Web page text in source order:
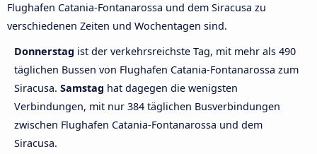
Flughafen Catania-Fontanarossa und dem Siracusa zu
verschiedenen Zeiten und Wochentagen sind.
Donnerstag ist der verkehrsreichste Tag, mit mehr als 490
täglichen Bussen von Flughafen Catania-Fontanarossa zum
Siracusa. Samstag hat dagegen die wenigsten
Verbindungen, mit nur 384 täglichen Busverbindungen
zwischen Flughafen Catania-Fontanarossa und dem
Siracusa.